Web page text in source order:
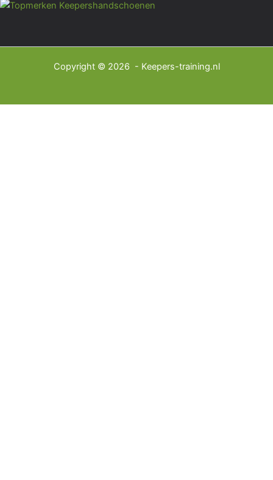
Copyright © 2026 - Keepers-training.nl